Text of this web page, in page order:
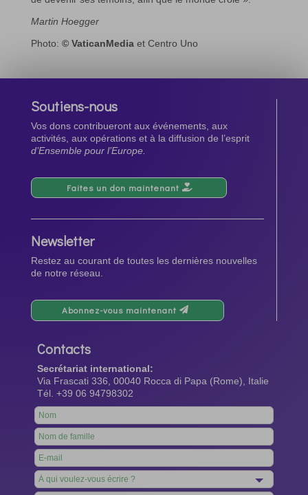
Martin Hoegger
Photo: © VaticanMediaet Centro Uno
Soutiens-nous
Vos dons contribueront aux événements, aux
activités, aux opérations et à la diffusion de l’esprit
d’Ensemble pour l’Europe.
Faites un don maintenant
Newsletter
Restez au courant de toutes les dernières nouvelles
de notre réseau.
Abonnez-vous maintenant
Contacts
Secrétariat international:
Via Frascati 336, 00040 Rocca di Papa (Rome), Italie
Tél. +39 06 94798302
Leave
this
field
blank